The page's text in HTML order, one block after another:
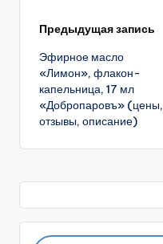
Навигация
записи
Предыдущая запись
Эфирное масло
«Лимон», флакон-
капельница, 17 мл
«Добропаровъ» (цены,
отзывы, описание)